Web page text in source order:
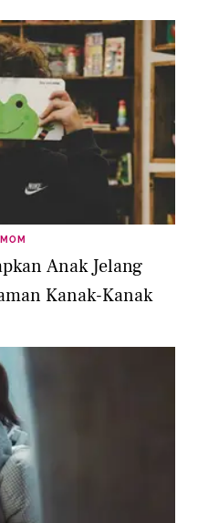
Anak Jelang
Kanak-Kanak